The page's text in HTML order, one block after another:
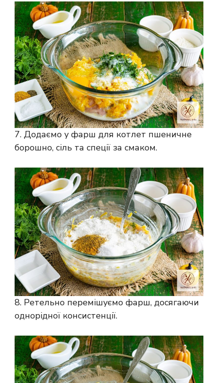
7. Додаємо у фарш для котлет пшеничне
борошно, сіль та спеції за смаком.
8. Ретельно перемішуємо фарш, досягаючи
однорідної консистенції.